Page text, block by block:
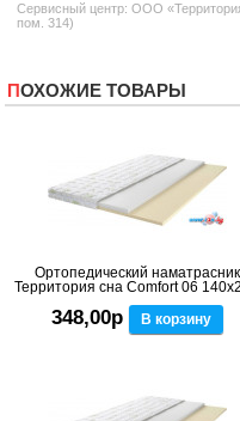
Сервисный центр: ООО
пом. 314)
ПОХОЖИЕ ТОВАРЫ
Ортопедический наматрасник
Территория сна Comfort 06
348,00р В корзину